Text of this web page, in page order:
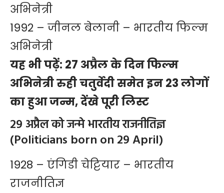
अभिनेत्री
1992 – जीनल बेलानी – भारतीय फिल्म
अभिनेत्री
यह भी पढ़ें: 27 अप्रैल के दिन फिल्म
अभिनेत्री रुही चतुर्वेदी समेत इन 23 लोगों
का हुआ जन्म, देंखे पूरी लिस्ट
29 अप्रैल को जन्मे भारतीय राजनीतिज्ञ
(Politicians born on 29 April)
1928 – एंगिडी चेट्टियार – भारतीय
राजनीतिज्ञ